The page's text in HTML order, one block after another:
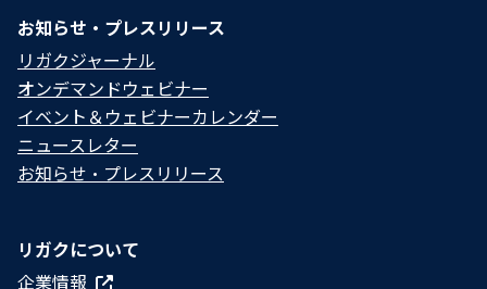
お知らせ・プレスリリース
リガクジャーナル
オンデマンドウェビナー
イベント＆ウェビナーカレンダー
ニュースレター
お知らせ・プレスリリース
リガクについて
企業情報